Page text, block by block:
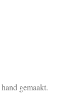
gemaakt.